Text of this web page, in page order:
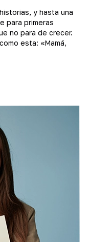
y hasta una
para primeras
no para de crecer.
esta: «Mamá,